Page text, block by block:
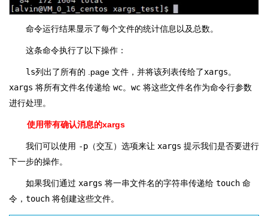
命令运行结果显示了每个文件的统计信息以及总数。
这条命令执行了以下操作：
ls列出了所有的 .page 文件，并将该列表传给了xargs。
xargs 将所有文件名传递给 wc。 wc 将这些文件名作为命令行参数
进行处理。
使用带有确认消息的xargs
我们可以使用 -p （交互）选项来让 xargs 提示我们是否要进行
下一步的操作。
如果我们通过 xargs 将一串文件名的字符串传递给 touch 命
令， touch 将创建这些文件。